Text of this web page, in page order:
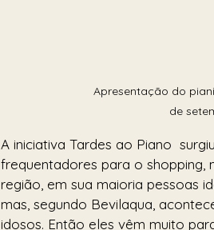
Apresentação do
de
A iniciativa Tardes ao Piano
frequentadores para o
região, em sua maioria pessoas
mas, segundo Bevilaqua,
idosos. Então eles vêm muito